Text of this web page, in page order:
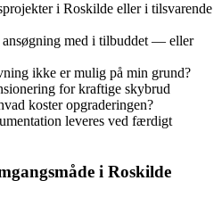
i Roskilde eller i tilsvarende
med i tilbuddet — eller
ikke er mulig på min grund?
for kraftige skybrud
koster opgraderingen?
leveres ved færdigt
i Roskilde